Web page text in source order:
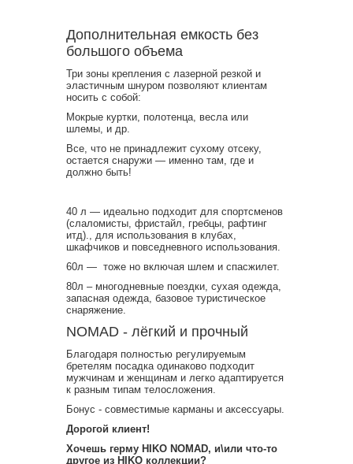
Дополнительная емкость без
большого объема
Три зоны крепления с лазерной резкой и
эластичным шнуром позволяют клиентам
носить с собой:
Мокрые куртки, полотенца, весла или
шлемы, и др.
Все, что не принадлежит сухому отсеку,
остается снаружи — именно там, где и
должно быть!
40 л — идеально подходит для спортсменов
(слаломисты, фристайл, гребцы, рафтинг
итд)., для использования в клубах,
шкафчиков и повседневного использования.
60л — тоже но включая шлем и спасжилет.
80л – многодневные поездки, сухая одежда,
запасная одежда, базовое туристическое
снаряжение.
NOMAD - лёгкий и прочный
Благодаря полностью регулируемым
бретелям посадка одинаково подходит
мужчинам и женщинам и легко адаптируется
к разным типам телосложения.
Бонус - совместимые карманы и аксессуары.
Дорогой клиент!
Хочешь герму HIKO NOMAD, и\или что-то
другое из HIKO коллекции?